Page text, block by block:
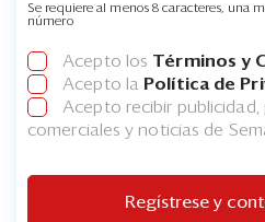
Se requiere al menos 8 caracteres, una
número
Acepto los Términos y
Acepto la Política de
Acepto recibir
comerciales y noticias de
Regístrese y